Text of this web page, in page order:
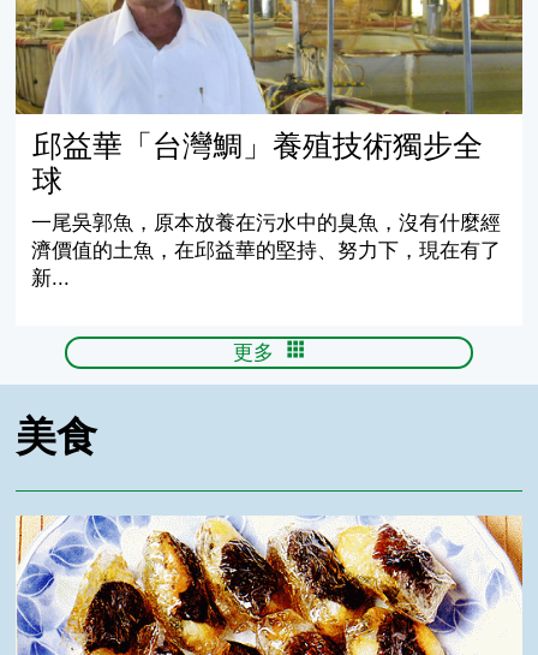
邱益華「台灣鯛」養殖技術獨步全
球
一尾吳郭魚，原本放養在污水中的臭魚，沒有什麼經
濟價值的土魚，在邱益華的堅持、努力下，現在有了
新...
更多
美食
吳郭魚食譜 - 紙包魚片